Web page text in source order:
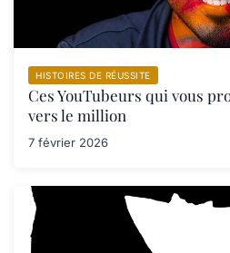
HISTOIRES DE RÉUSSITE
Ces YouTubeurs qui vous
vers le million
7 février 2026